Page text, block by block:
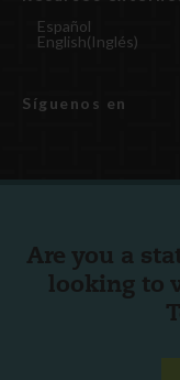
Español
English(Inglés)
Síguenos en
Are you a
looking to